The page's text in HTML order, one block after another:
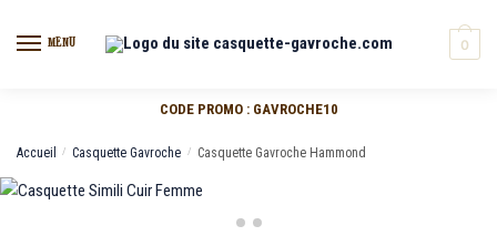
MENU 0
CODE PROMO : GAVROCHE10
Accueil / Casquette Gavroche / Casquette Gavroche Hammond